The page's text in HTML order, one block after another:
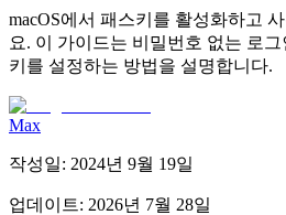
macOS에서 패스키를 활성화하고
요. 이 가이드는 비밀번호 없는 로그
키를 설정하는 방법을 설명합니다.
Max
작성일: 2024년 9월 19일
업데이트: 2026년 7월 28일